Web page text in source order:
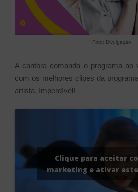
Foto: Divulgação
A cantora comanda o programa ao
com os melhores clipes da
artista. Imperdível!
Clique para aceitar
marketing e ativar